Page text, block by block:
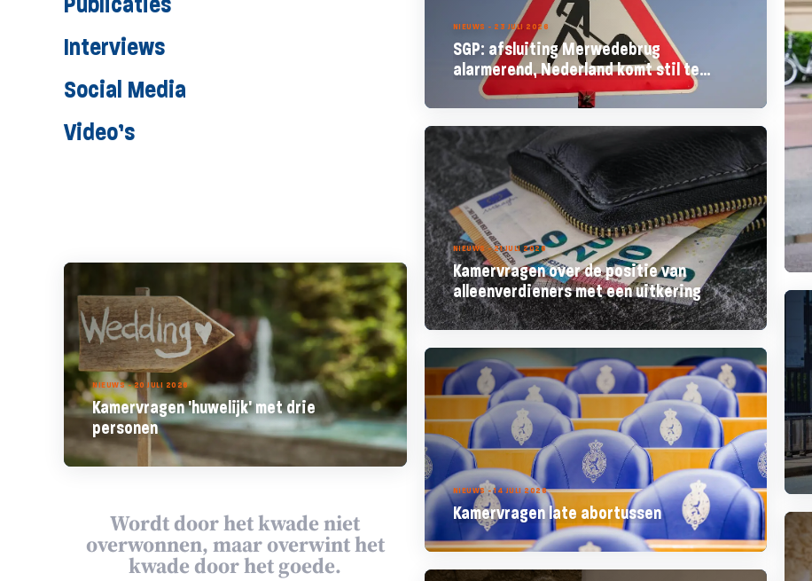
Interviews
Social Media
Video’s
NIEUWS - 23 JULI 2026
SGP: afsluiting Merwedebrug
alarmerend, Nederland komt stil te
staan
NIEUWS - 21 JULI 2026
Kamervragen over de positie van
alleenverdieners met een uitkering
NIEUWS - 20 JULI 2026
Kamervragen 'huwelijk' met drie
personen
NIEUWS - 14 JULI 2026
Kamervragen late abortussen
Wordt door het kwade niet
overwonnen, maar overwint het
kwade door het goede.